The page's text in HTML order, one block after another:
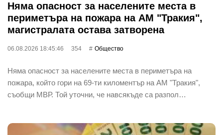
Няма опасност за населените места в
периметъра на пожара на АМ "Тракия",
магистралата остава затворена
06.08.2026 18:45:46 354 Общество
Няма опасност за населените места в периметъра на
пожара, който гори на 69-ти киломентър на АМ "Тракия",
съобщи МВР. Той уточни, че навсякъде са разпол…